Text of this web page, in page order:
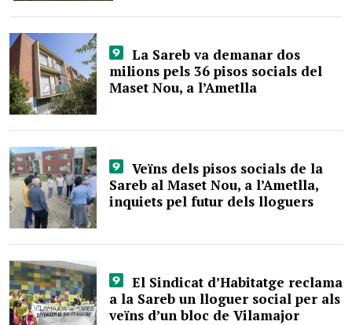
La Sareb va demanar dos
milions pels 36 pisos socials del
Maset Nou, a l’Ametlla
Veïns dels pisos socials de la
Sareb al Maset Nou, a l’Ametlla,
inquiets pel futur dels lloguers
El Sindicat d’Habitatge reclama
a la Sareb un lloguer social per als
veïns d’un bloc de Vilamajor